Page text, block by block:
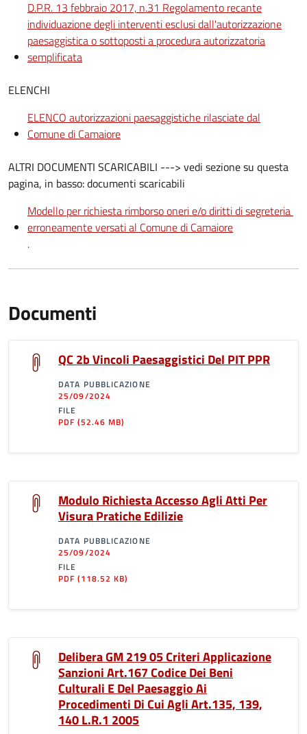
D.P.R. 13 febbraio 2017, n.31 Regolamento recante
individuazione degli interventi esclusi dall'autorizzazione
paesaggistica o sottoposti a procedura autorizzatoria
semplificata
ELENCHI
ELENCO autorizzazioni paesaggistiche rilasciate dal
Comune di Camaiore
ALTRI DOCUMENTI SCARICABILI ---> vedi sezione su questa
pagina, in basso: documenti scaricabili
Modello per richiesta rimborso oneri e/o diritti di segreteria
erroneamente versati al Comune di Camaiore
.
Documenti
QC 2b Vincoli Paesaggistici Del PIT PPR
DATA PUBBLICAZIONE
25/09/2024
FILE
PDF(52.46 MB)
Modulo Richiesta Accesso Agli Atti Per
Visura Pratiche Edilizie
DATA PUBBLICAZIONE
25/09/2024
FILE
PDF(118.52 KB)
Delibera GM 219 05 Criteri Applicazione
Sanzioni Art.167 Codice Dei Beni
Culturali E Del Paesaggio Ai
Procedimenti Di Cui Agli Art.135, 139,
140 L.R.1 2005